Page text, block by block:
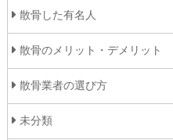
散骨した有名人
散骨のメリット・デメリット
散骨業者の選び方
未分類